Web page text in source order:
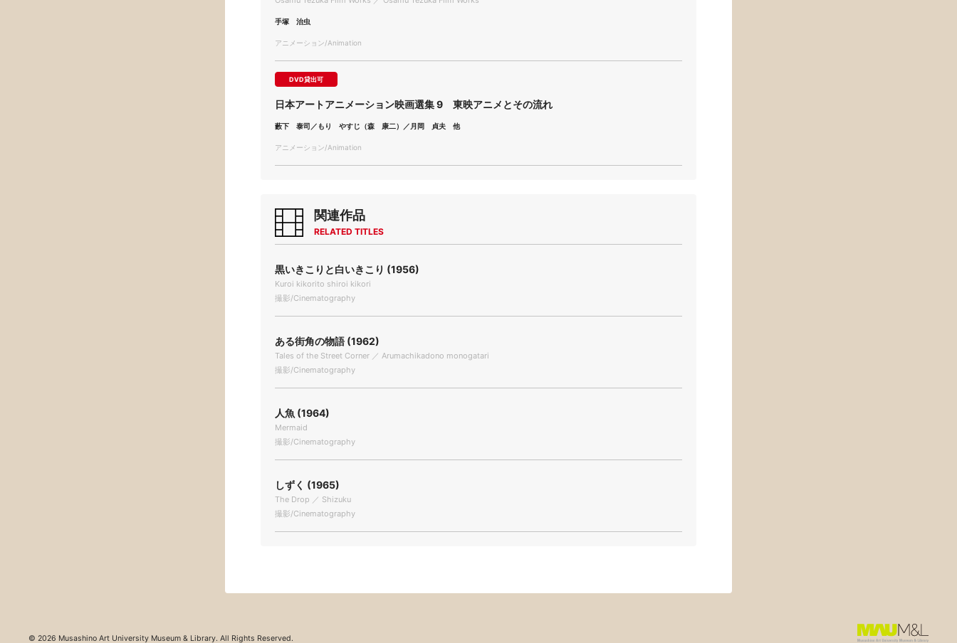
手塚 治虫
アニメーション/Animation
DVD貸出可
日本アートアニメーション映画選集 9 東映アニメとその流れ
藪下 泰司／もり やすじ（森 康二）／月岡 貞夫 他
アニメーション/Animation
関連作品
RELATED TITLES
黒いきこりと白いきこり (1956)
Kuroi kikorito shiroi kikori
撮影/Cinematography
ある街角の物語 (1962)
Tales of the Street Corner ／ Arumachikadono monogatari
撮影/Cinematography
人魚 (1964)
Mermaid
撮影/Cinematography
しずく (1965)
The Drop ／ Shizuku
撮影/Cinematography
© 2026 Musashino Art University Museum & Library. All Rights Reserved.